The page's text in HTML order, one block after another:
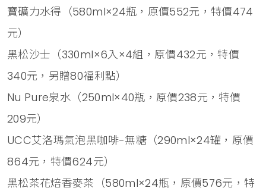
寶礦力水得（580ml×24瓶，原價552元，特價474
元）
黑松沙士（330ml×6入×4組，原價432元，特價
340元，另贈80福利點）
Nu Pure泉水（250ml×40瓶，原價238元，特價
209元）
UCC艾洛瑪氣泡黑咖啡-無糖（290ml×24罐，原價
864元，特價624元）
黑松茶花焙香麥茶（580ml×24瓶，原價576元，特